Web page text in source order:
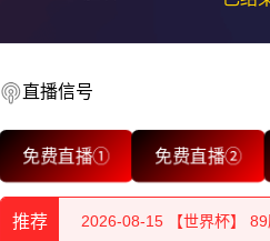
直播信号
免费直播① 免费直播②
推荐
2026-08-15 【世界杯】
2026-08-15 【世界杯】 89
2026-08-15 【世界杯】